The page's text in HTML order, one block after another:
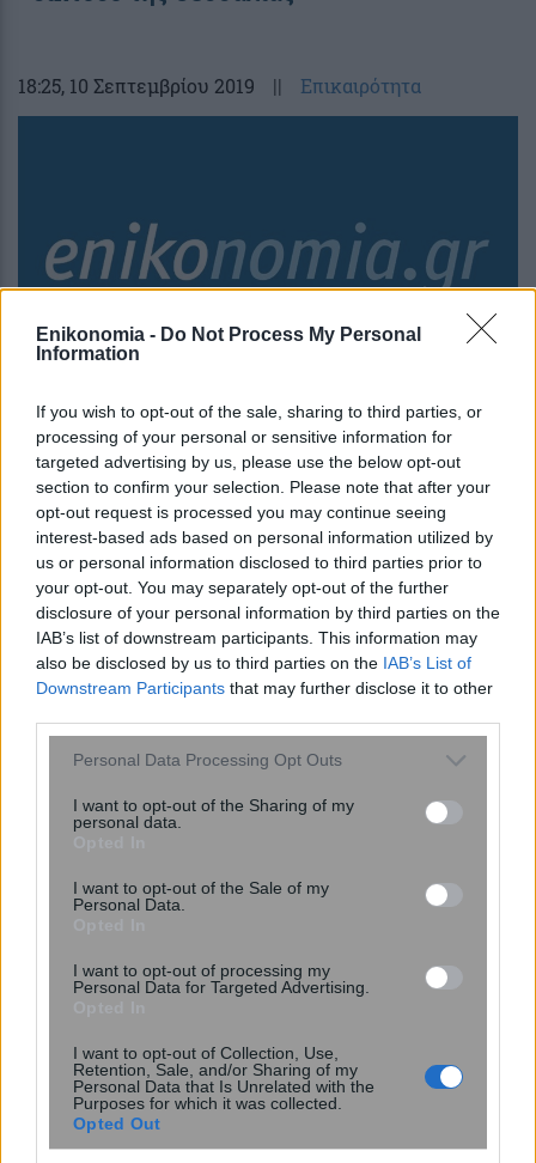
Enikonomia - Do Not Process My Personal
Information
If you wish to opt-out of the sale, sharing to third parties, or
processing of your personal or sensitive information for
targeted advertising by us, please use the below opt-out
section to confirm your selection. Please note that after your
opt-out request is processed you may continue seeing
interest-based ads based on personal information utilized by
us or personal information disclosed to third parties prior to
your opt-out. You may separately opt-out of the further
disclosure of your personal information by third parties on the
IAB’s list of downstream participants. This information may
also be disclosed by us to third parties on the IAB’s List of
Downstream Participants that may further disclose it to other
Please note that this website/app uses one or more Google
not limited to your visit or usage behaviour. You may click to
grant or deny consent to Google and its third-party tags to
consent section.
Personal Data Processing Opt Outs
I want to opt-out of the Sharing of my
personal data.
I want to opt-out of the Sale of my
Personal Data.
I want to opt-out of processing my
Personal Data for Targeted Advertising.
I want to opt-out of Collection, Use,
Retention, Sale, and/or Sharing of my
Personal Data that Is Unrelated with the
Purposes for which it was collected.
Opted Out
18:25, 10 Σεπτεμβρίου 2019 || Επικαιρότητα
Κόντρες στη Βουλή για Μετρό
Θεσσαλονίκης και Ταχιάο
, 10 Σεπτεμβρίου 2019